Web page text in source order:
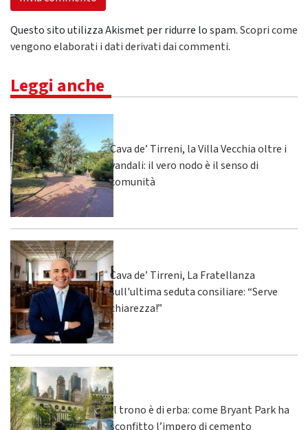
Questo sito utilizza Akismet per ridurre lo spam.Scopri come
vengono elaborati i dati derivati dai commenti.
Leggi anche
Cava de’ Tirreni, la Villa Vecchia oltre i
vandali: il vero nodo è il senso di
comunità
Cava de’ Tirreni, La Fratellanza
sull'ultima seduta consiliare: “Serve
chiarezza!”
Il trono è di erba: come Bryant Park ha
sconfitto l’impero di cemento